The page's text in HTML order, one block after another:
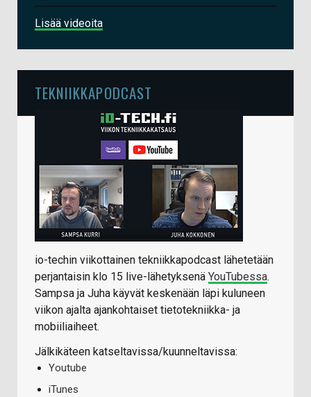
Lisää videoita
TEKNIIKKAPODCAST
io-techin viikottainen tekniikkapodcast lähetetään
perjantaisin klo 15 live-lähetyksenä YouTubessa.
Sampsa ja Juha käyvät keskenään läpi kuluneen
viikon ajalta ajankohtaiset tietotekniikka- ja
mobiiliaiheet.
Jälkikäteen katseltavissa/kuunneltavissa:
Youtube
iTunes